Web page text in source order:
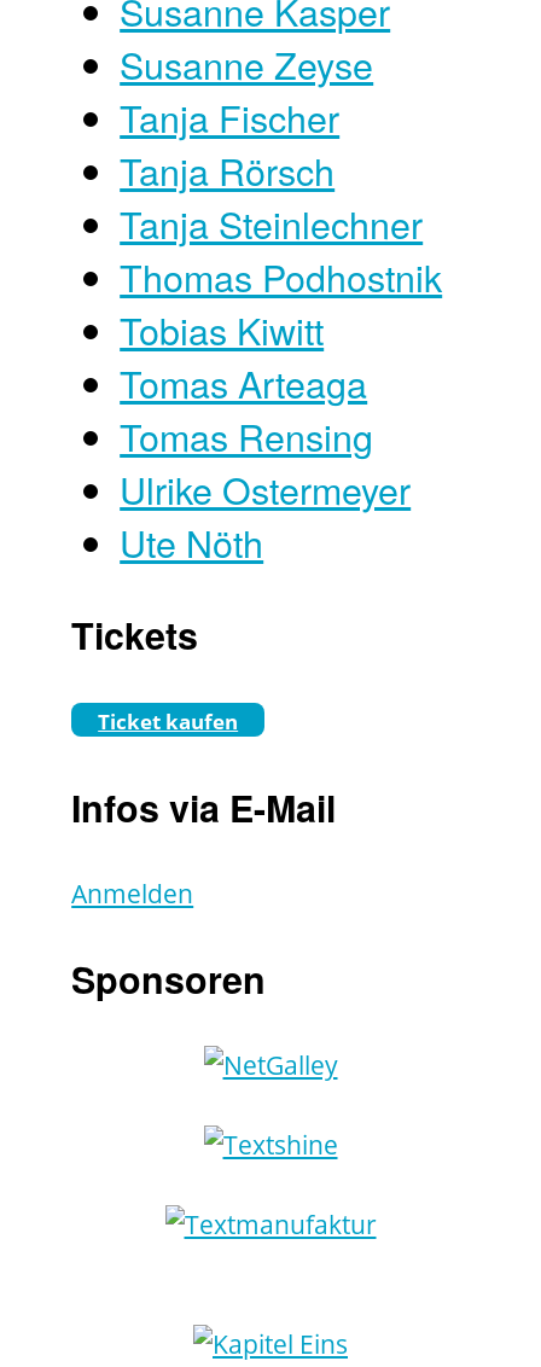
Susanne Kasper
Susanne Zeyse
Tanja Fischer
Tanja Rörsch
Tanja Steinlechner
Thomas Podhostnik
Tobias Kiwitt
Tomas Arteaga
Tomas Rensing
Ulrike Ostermeyer
Ute Nöth
Tickets
Ticket kaufen
Infos via E-Mail
Anmelden
Sponsoren